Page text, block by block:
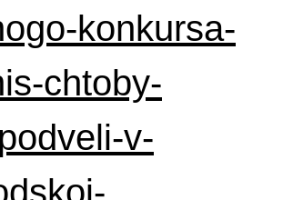
konkursa-
chtoby-
v-